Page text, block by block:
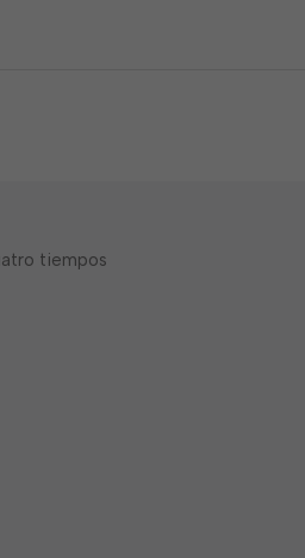
tiempos